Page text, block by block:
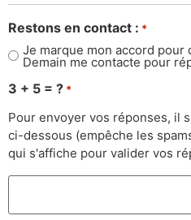
Restons en contact : *
Je marque mon accord pour
Demain me contacte pour
3 + 5 = ? *
Pour envoyer vos réponses, il
ci-dessous (empêche les
qui s'affiche pour valider vos